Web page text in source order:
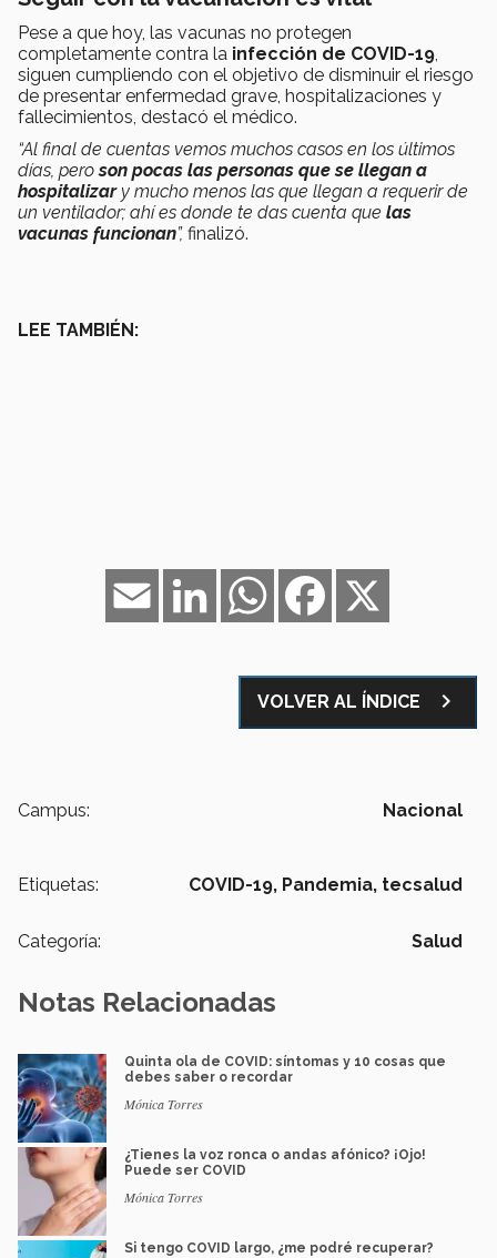
Pese a que hoy, las vacunas no protegen
completamente contra la infección de COVID-19,
siguen cumpliendo con el objetivo de disminuir el riesgo
de presentar enfermedad grave, hospitalizaciones y
fallecimientos, destacó el médico.
“Al final de cuentas vemos muchos casos en los últimos
días, peroson pocas las personas que se llegan a
hospitalizary mucho menos las que llegan a requerir de
un ventilador; ahí es donde te das cuenta que las
vacunas funcionan”, finalizó.
LEE TAMBIÉN:
Facebook
WhatsApp
LinkedIn
Email
VOLVER AL ÍNDICE navigate_next
Campus: Nacional
Etiquetas: COVID-19, Pandemia, tecsalud
Categoría: Salud
Notas Relacionadas
Quinta ola de COVID: síntomas y 10 cosas que
debes saber o recordar
Mónica Torres
¿Tienes la voz ronca o andas afónico? ¡Ojo!
Puede ser COVID
Mónica Torres
Si tengo COVID largo, ¿me podré recuperar?